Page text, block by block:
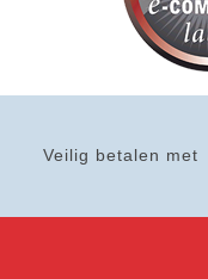
Veilig betalen met